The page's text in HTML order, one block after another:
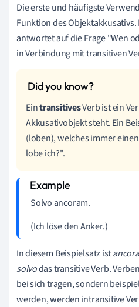
Die erste und häufigste
Funktion des
antwortet auf die Frage "Wen
in Verbindung mit transitiven
EintransitivesVerb ist ein
Akkusativobjekt steht. Ein
(loben), welches immer
lobe ich?".
Solvo ancoram.
(Ich löse den Anker.)
In diesem Beispielsatz ist
solvodas transitive Verb.
bei sich tragen, sondern
werden, werden intransitive